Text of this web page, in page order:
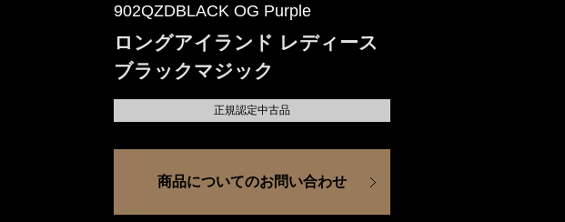
902QZDBLACK OG Purple
ロングアイランド レディース
ブラックマジック
正規認定中古品
商品についてのお問い合わせ